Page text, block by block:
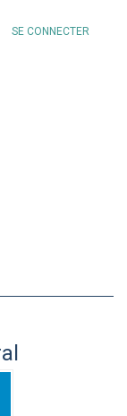
SE CONNECTER